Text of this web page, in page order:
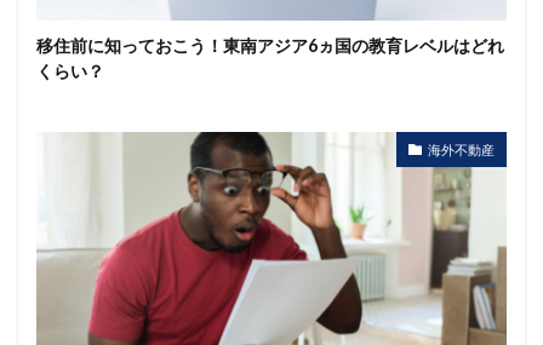
移住前に知っておこう！東南アジア6ヵ国の教育レベルはどれ
くらい？
海外不動産